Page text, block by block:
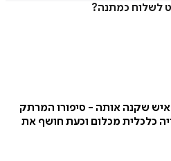
לשלוח כמתנה?
שקנה אותה - סיפורו המרתק
כלכלית מכלום וכעת חושף את